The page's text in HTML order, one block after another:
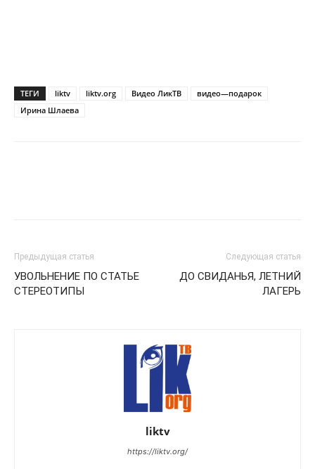
ТЕГИ liktv liktv.org Видео ЛикТВ
видео—подарок
Ирина Шлаева
Предыдущая статья
УВОЛЬНЕНИЕ ПО СТАТЬЕ
СТЕРЕОТИПЫ
Следующая статья
ДО СВИДАНЬЯ, ЛЕТНИЙ
ЛАГЕРЬ
liktv
https://liktv.org/